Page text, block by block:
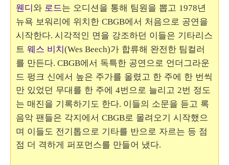
웬디와 로드는 오디션을 통해 팀원을 뽑고 1978년
뉴욕 보워리에 위치한 CBGB에서 처음으로 공연을
시작한다. 시각적인 면을 강조하던 이들은 기타리스
트 웨스 비치(Wes Beech)가 합류해 완전한 팀컬러
를 만든다. CBGB에서 독특한 공연으로 언더그라운
드 펑크 신에서 높은 주가를 올렸고 한 주에 한 번씩
만 있었던 무대를 한 주에 4번으로 늘리고 2번 정도
는 매진을 기록하기도 한다. 이들의 소문을 듣고 록
음악 팬들은 각지에서 CBGB로 몰려오기 시작했으
며 이들도 전기톱으로 기타를 반으로 자르는 등 점
점 더 격하게 퍼포먼스를 만들어 냈다.